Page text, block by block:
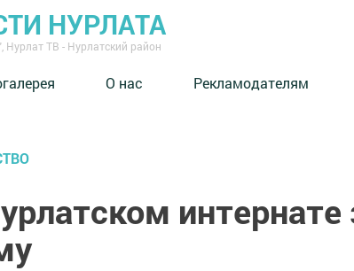
НУРЛАТА
Нурлат ТВ - Нурлатский район
О нас Рекламодателям